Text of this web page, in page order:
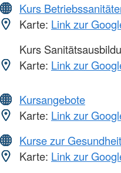
Kurs
Karte: Link zur
Kurs
Karte: Link zur
Kursangebote
Karte: Link zur
Kurse zur Gesundheit
Karte: Link zur